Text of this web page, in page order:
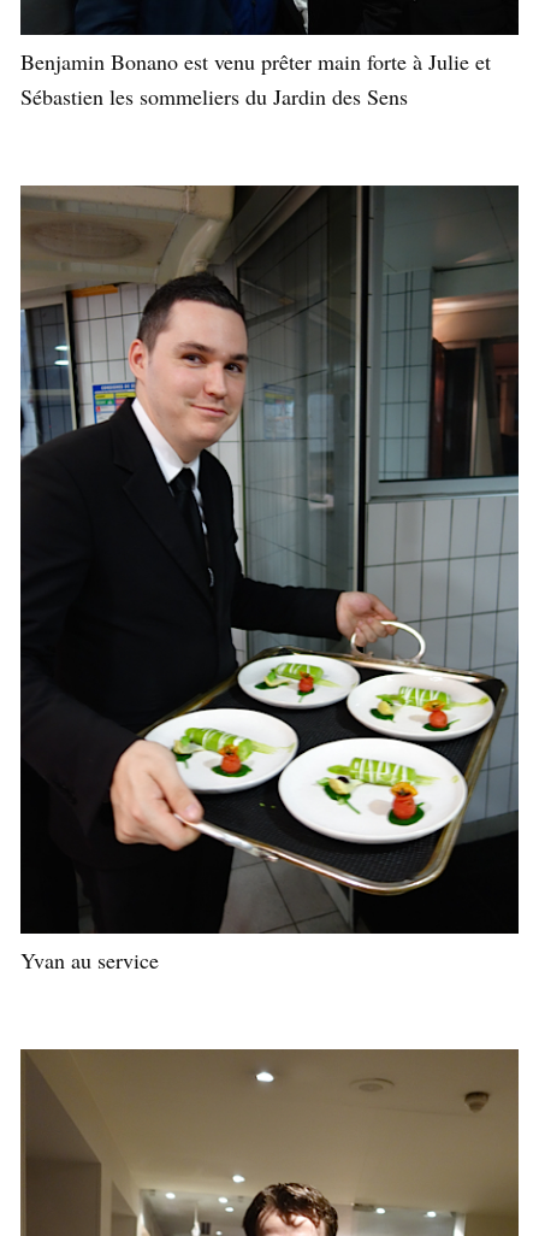
Benjamin Bonano est venu prêter main forte à Julie et
Sébastien les sommeliers du Jardin des Sens
Yvan au service